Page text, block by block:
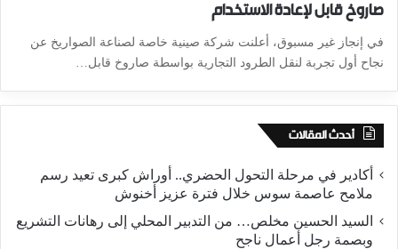
صاروخ قابل لإعادة الاستخدام
في إنجاز غير مسبوق، أعلنت شركة صينية خاصة لصناعة الصواريخ عن
نجاح أول تجربة لنقل الطرود التجارية بواسطة صاروخ قابل…
أحدث المقالات
أكادير في مرحلة التحول الحضري.. أوراش كبرى تعيد رسم
ملامح عاصمة سوس خلال فترة عزيز أخنوش
السيد الحسين مخلص… من التدبير المحلي إلى رهانات التشريع
وبصمة رجل أعمال ناجح